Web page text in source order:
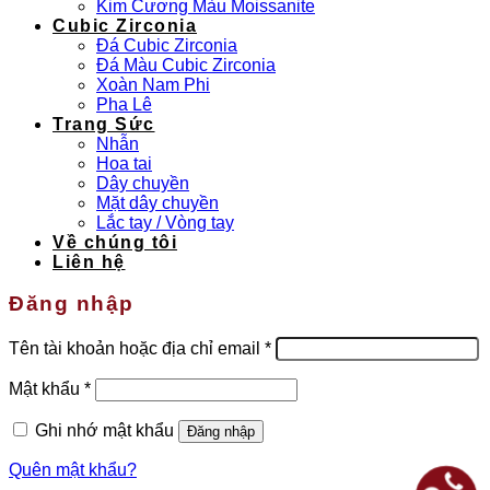
Kim Cương Màu Moissanite
Cubic Zirconia
Đá Cubic Zirconia
Đá Màu Cubic Zirconia
Xoàn Nam Phi
Pha Lê
Trang Sức
Nhẫn
Hoa tai
Dây chuyền
Mặt dây chuyền
Lắc tay / Vòng tay
Về chúng tôi
Liên hệ
Đăng nhập
Tên tài khoản hoặc địa chỉ email *Bắt
buộc
Mật khẩu *Bắt
buộc
Ghi nhớ mật khẩu
Đăng nhập
Quên mật khẩu?